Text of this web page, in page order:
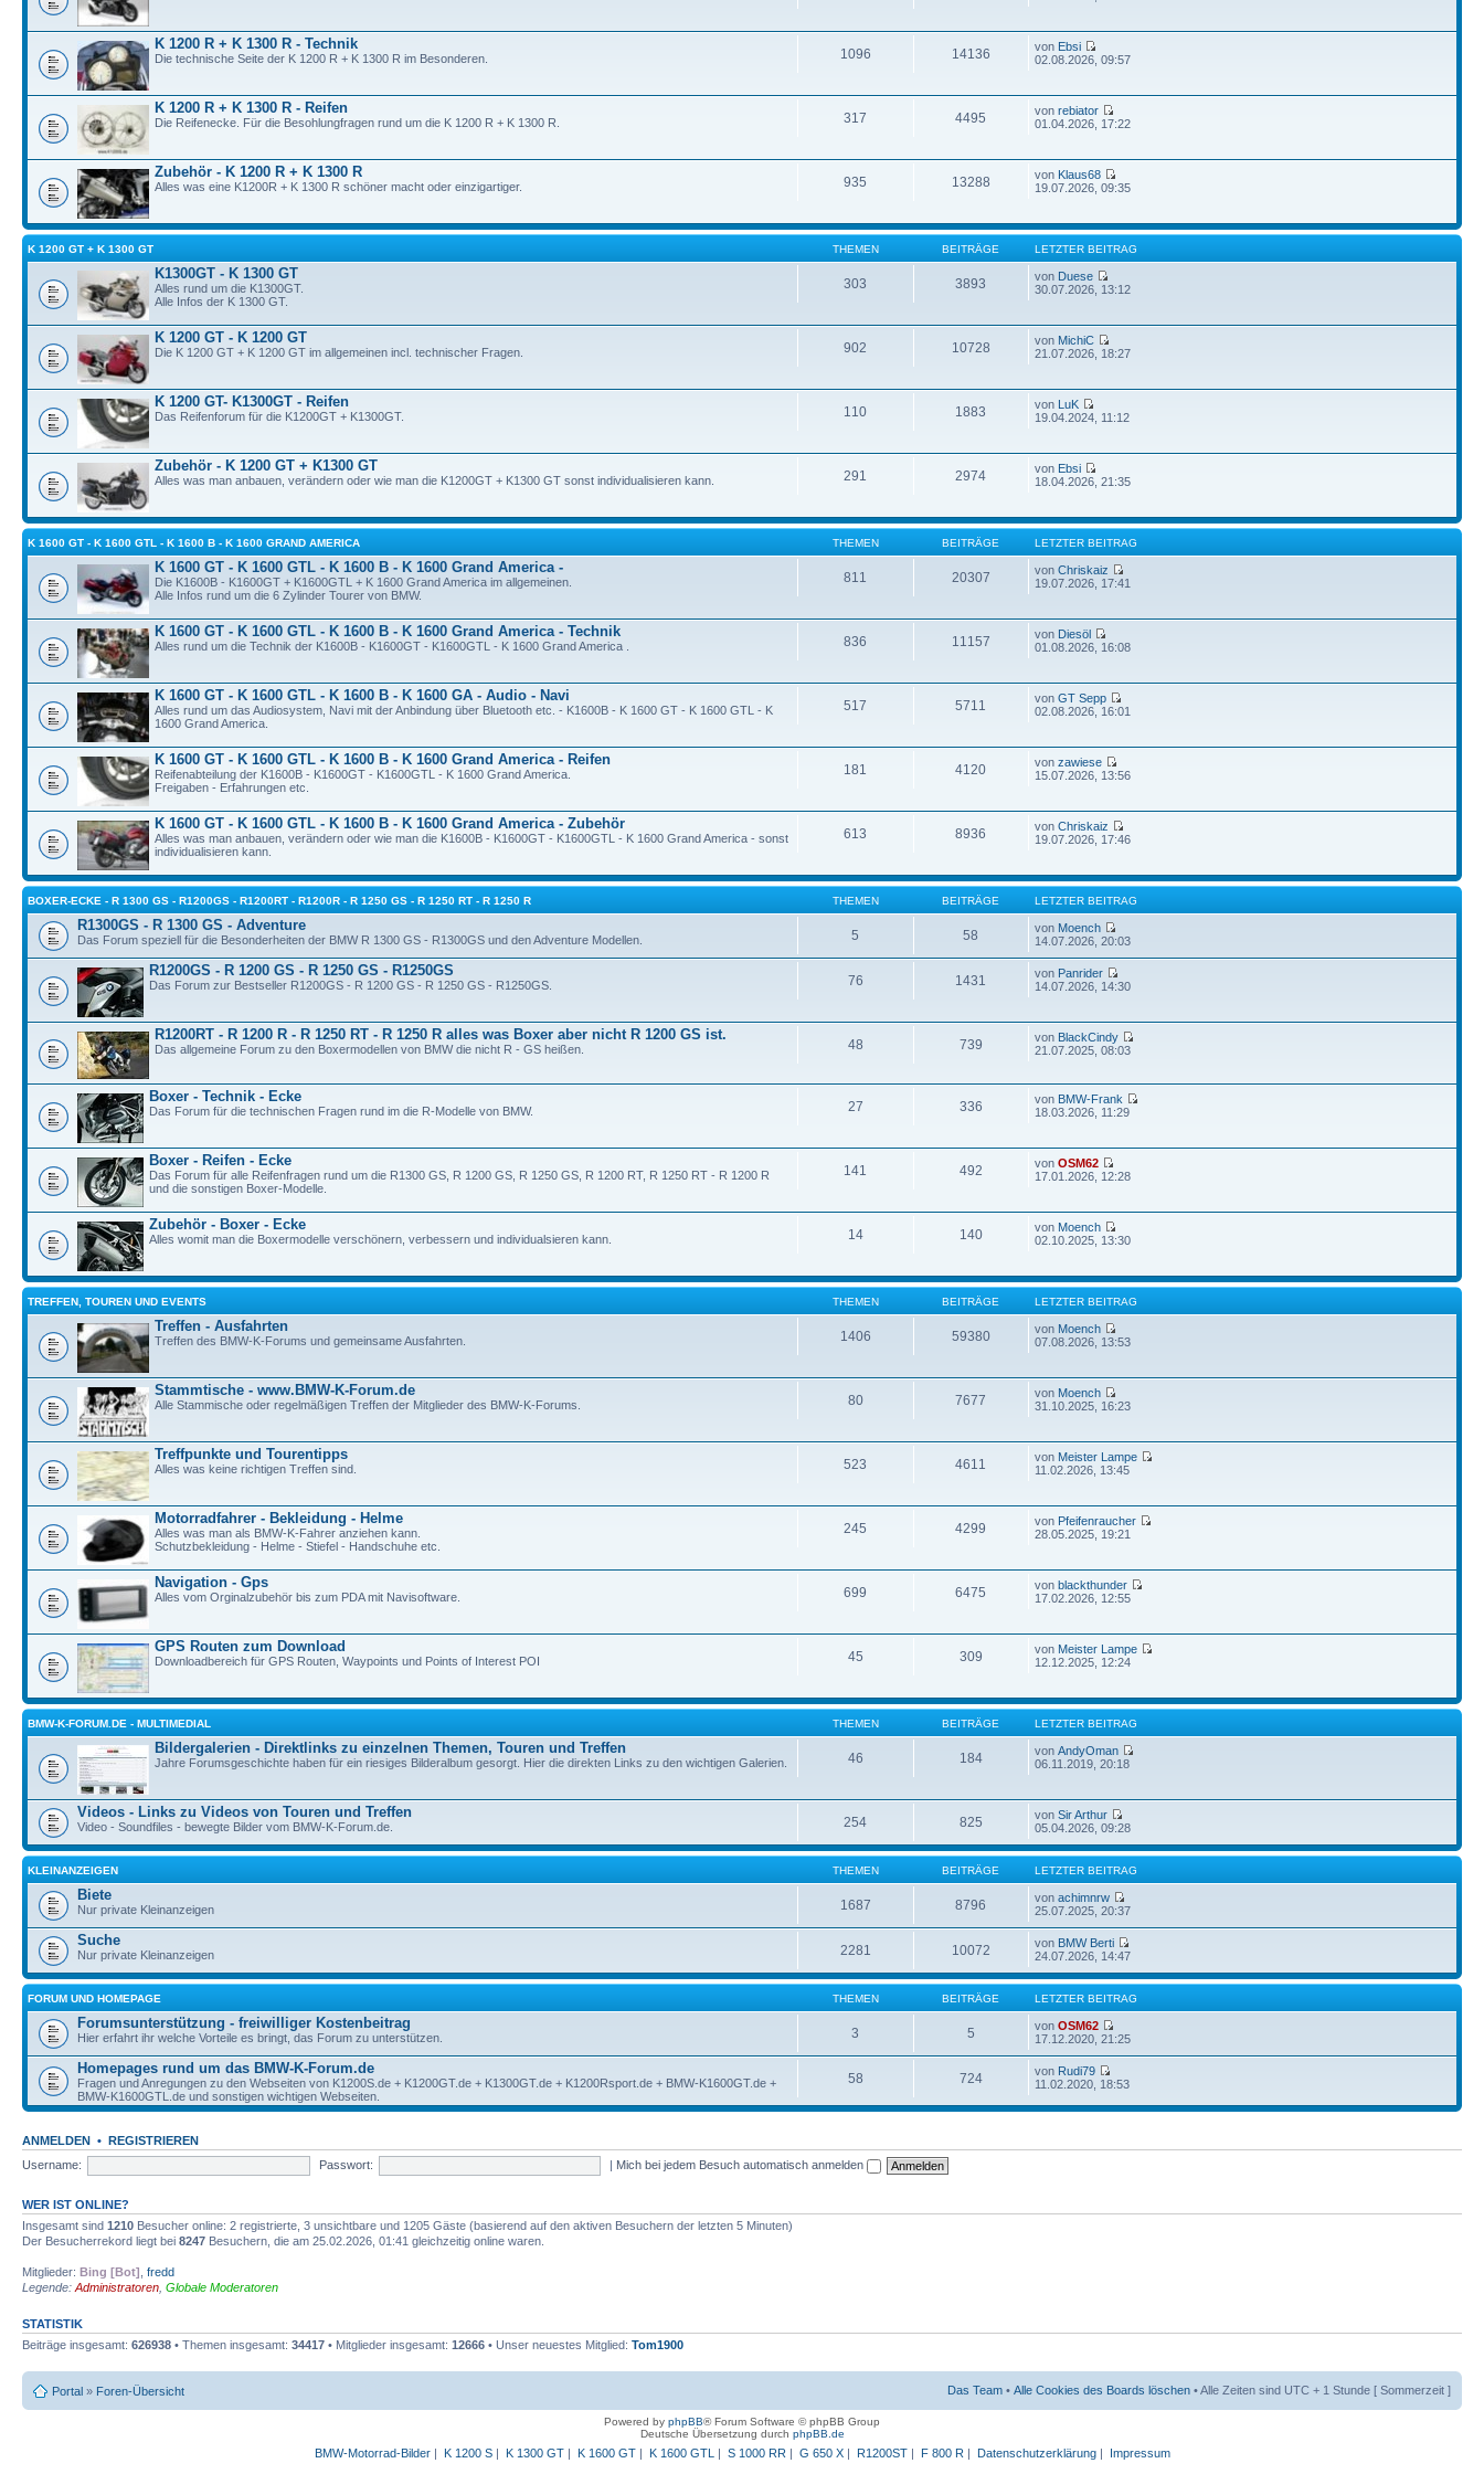
K 1200 R + K 1300 R - Technik
Die technische Seite der K 1200 R + K 1300 R im Besonderen. 1096 14136 von Ebsi
02.08.2026, 09:57
K 1200 R + K 1300 R - Reifen
Die Reifenecke. Für die Besohlungfragen rund um die K 1200 R + K 1300 R. 317 4495 vonrebiator
01.04.2026, 17:22
Zubehör - K 1200 R + K 1300 R
Alles was eine K1200R + K 1300 R schöner macht oder einzigartiger. 935 13288 von Klaus68
19.07.2026, 09:35
K 1200 GT + K 1300 GT THEMEN BEITRÄGE LETZTER BEITRAG
K1300GT - K 1300 GT
Alles rund um die K1300GT.
Alle Infos der K 1300 GT.
303 3893 von Duese
30.07.2026, 13:12
K 1200 GT - K 1200 GT
Die K 1200 GT + K 1200 GT im allgemeinen incl. technischer Fragen. 902 10728 von MichiC
21.07.2026, 18:27
K 1200 GT- K1300GT - Reifen
Das Reifenforum für die K1200GT + K1300GT. 110 1883 von LuK
19.04.2024, 11:12
Zubehör - K 1200 GT + K1300 GT
Alles was man anbauen, verändern oder wie man die K1200GT + K1300 GT sonst individualisieren kann. 291 2974 von Ebsi
18.04.2026, 21:35
K 1600 GT - K 1600 GTL - K 1600 B - K 1600 GRAND AMERICA THEMEN BEITRÄGE LETZTER BEITRAG
K 1600 GT - K 1600 GTL - K 1600 B - K 1600 Grand America -
Die K1600B - K1600GT + K1600GTL + K 1600 Grand America im allgemeinen.
Alle Infos rund um die 6 Zylinder Tourer von BMW.
811 20307 vonChriskaiz
19.07.2026, 17:41
K 1600 GT - K 1600 GTL - K 1600 B - K 1600 Grand America - Technik
Alles rund um die Technik der K1600B - K1600GT - K1600GTL - K 1600 Grand America . 836 11157 von Diesöl
01.08.2026, 16:08
K 1600 GT - K 1600 GTL - K 1600 B - K 1600 GA - Audio - Navi
Alles rund um das Audiosystem, Navi mit der Anbindung über Bluetooth etc. - K1600B - K 1600 GT - K 1600 GTL - K
1600 Grand America.
517 5711 vonGT Sepp
02.08.2026, 16:01
K 1600 GT - K 1600 GTL - K 1600 B - K 1600 Grand America - Reifen
Reifenabteilung der K1600B - K1600GT - K1600GTL - K 1600 Grand America.
Freigaben - Erfahrungen etc.
181 4120 vonzawiese
15.07.2026, 13:56
K 1600 GT - K 1600 GTL - K 1600 B - K 1600 Grand America - Zubehör
Alles was man anbauen, verändern oder wie man die K1600B - K1600GT - K1600GTL - K 1600 Grand America - sonst
individualisieren kann.
613 8936 vonChriskaiz
19.07.2026, 17:46
BOXER-ECKE - R 1300 GS - R1200GS - R1200RT - R1200R - R 1250 GS - R 1250 RT - R 1250 R THEMEN BEITRÄGE LETZTER BEITRAG
R1300GS - R 1300 GS - Adventure
Das Forum speziell für die Besonderheiten der BMW R 1300 GS - R1300GS und den Adventure Modellen. 5 58 von Moench
14.07.2026, 20:03
R1200GS - R 1200 GS - R 1250 GS - R1250GS
Das Forum zur Bestseller R1200GS - R 1200 GS - R 1250 GS - R1250GS. 76 1431 von Panrider
14.07.2026, 14:30
R1200RT - R 1200 R - R 1250 RT - R 1250 R alles was Boxer aber nicht R 1200 GS ist.
Das allgemeine Forum zu den Boxermodellen von BMW die nicht R - GS heißen. 48 739 von BlackCindy
21.07.2025, 08:03
Boxer - Technik - Ecke
Das Forum für die technischen Fragen rund im die R-Modelle von BMW. 27 336 von BMW-Frank
18.03.2026, 11:29
Boxer - Reifen - Ecke
Das Forum für alle Reifenfragen rund um die R1300 GS, R 1200 GS, R 1250 GS, R 1200 RT, R 1250 RT - R 1200 R
und die sonstigen Boxer-Modelle.
141 492 vonOSM62
17.01.2026, 12:28
Zubehör - Boxer - Ecke
Alles womit man die Boxermodelle verschönern, verbessern und individualsieren kann. 14 140 von Moench
02.10.2025, 13:30
TREFFEN, TOUREN UND EVENTS THEMEN BEITRÄGE LETZTER BEITRAG
Treffen - Ausfahrten
Treffen des BMW-K-Forums und gemeinsame Ausfahrten. 1406 59380 von Moench
07.08.2026, 13:53
Stammtische - www.BMW-K-Forum.de
Alle Stammische oder regelmäßigen Treffen der Mitglieder des BMW-K-Forums. 80 7677 von Moench
31.10.2025, 16:23
Treffpunkte und Tourentipps
Alles was keine richtigen Treffen sind. 523 4611 von Meister Lampe
11.02.2026, 13:45
Motorradfahrer - Bekleidung - Helme
Alles was man als BMW-K-Fahrer anziehen kann.
Schutzbekleidung - Helme - Stiefel - Handschuhe etc.
245 4299 von Pfeifenraucher
28.05.2025, 19:21
Navigation - Gps
Alles vom Orginalzubehör bis zum PDA mit Navisoftware. 699 6475 vonblackthunder
17.02.2026, 12:55
GPS Routen zum Download
Downloadbereich für GPS Routen, Waypoints und Points of Interest POI 45 309 von Meister Lampe
12.12.2025, 12:24
BMW-K-FORUM.DE - MULTIMEDIAL THEMEN BEITRÄGE LETZTER BEITRAG
Bildergalerien - Direktlinks zu einzelnen Themen, Touren und Treffen
Jahre Forumsgeschichte haben für ein riesiges Bilderalbum gesorgt. Hier die direkten Links zu den wichtigen Galerien. 46 184 vonAndyOman
06.11.2019, 20:18
Videos - Links zu Videos von Touren und Treffen
Video - Soundfiles - bewegte Bilder vom BMW-K-Forum.de. 254 825 vonSir Arthur
05.04.2026, 09:28
KLEINANZEIGEN THEMEN BEITRÄGE LETZTER BEITRAG
Biete
Nur private Kleinanzeigen 1687 8796 vonachimnrw
25.07.2025, 20:37
Suche
Nur private Kleinanzeigen 2281 10072 von BMW Berti
24.07.2026, 14:47
FORUM UND HOMEPAGE THEMEN BEITRÄGE LETZTER BEITRAG
Forumsunterstützung - freiwilliger Kostenbeitrag
Hier erfahrt ihr welche Vorteile es bringt, das Forum zu unterstützen. 3 5 vonOSM62
17.12.2020, 21:25
Homepages rund um das BMW-K-Forum.de
Fragen und Anregungen zu den Webseiten von K1200S.de + K1200GT.de + K1300GT.de + K1200Rsport.de + BMW-K1600GT.de +
BMW-K1600GTL.de und sonstigen wichtigen Webseiten.
58 724 von Rudi79
11.02.2020, 18:53
ANMELDEN • REGISTRIEREN
Username:
Passwort: | Mich bei jedem Besuch automatisch anmelden
WER IST ONLINE?
Insgesamt sind 1210 Besucher online: 2 registrierte, 3 unsichtbare und 1205 Gäste (basierend auf den aktiven Besuchern der letzten 5 Minuten)
Der Besucherrekord liegt bei 8247 Besuchern, die am 25.02.2026, 01:41 gleichzeitig online waren.
Mitglieder: Bing [Bot] fredd
Legende: Administratoren Globale Moderatoren
STATISTIK
Beiträge insgesamt: 626938 • Themen insgesamt: 34417 • Mitglieder insgesamt: 12666 • Unser neuestes Mitglied: Tom1900
Portal » Foren-Übersicht Das Team • Alle Cookies des Boards löschen • Alle Zeiten sind UTC + 1 Stunde [ Sommerzeit ]
Powered by phpBB® Forum Software © phpBB Group
Deutsche Übersetzung durch phpBB.de
BMW-Motorrad-Bilder| K 1200 S| K 1300 GT| K 1600 GT| K 1600 GTL | S 1000 RR | G 650 X| R1200ST| F 800 R | Datenschutzerklärung| Impressum